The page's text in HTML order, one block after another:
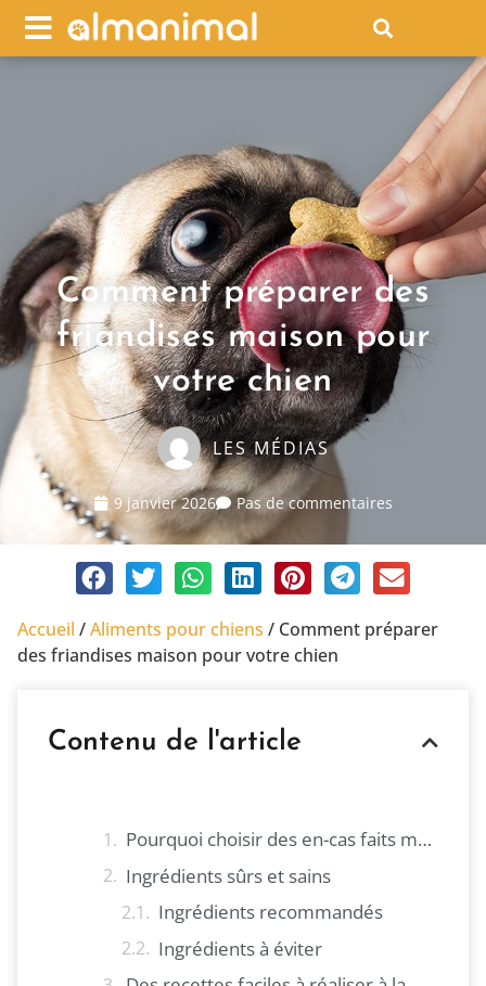
Comment préparer des
friandises maison pour
votre chien
LES MÉDIAS
9 janvier 2026 Pas de commentaires
Accueil /Aliments pour chiens / Comment préparer
des friandises maison pour votre chien
Contenu de l'article
Pourquoi choisir des en-cas faits maison ?
Ingrédients sûrs et sains
Ingrédients recommandés
Ingrédients à éviter